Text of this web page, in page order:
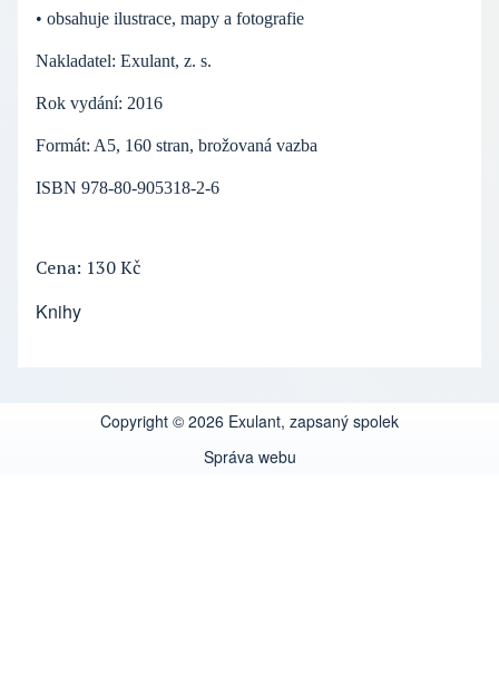
• obsahuje ilustrace, mapy a fotografie
Nakladatel: Exulant, z. s.
Rok vydání: 2016
Formát: A5, 160 stran, brožovaná vazba
ISBN 978-80-905318-2-6
Cena: 130 Kč
Knihy
Copyright © 2026 Exulant, zapsaný spolek
Správa webu